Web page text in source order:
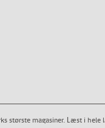
største magasiner. Læst i hele